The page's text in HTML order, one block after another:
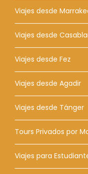
Viajes desde
Viajes desde
Viajes desde Fez
Viajes desde Agadir
Viajes desde Tánger
Tours Privados por
Viajes para